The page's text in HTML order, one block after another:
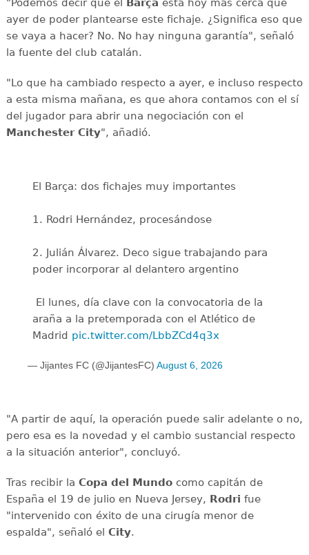
"Podemos decir que el Barça está hoy más cerca que
ayer de poder plantearse este fichaje. ¿Significa eso que
se vaya a hacer? No. No hay ninguna garantía", señaló
la fuente del club catalán.
"Lo que ha cambiado respecto a ayer, e incluso respecto
a esta misma mañana, es que ahora contamos con el sí
del jugador para abrir una negociación con el
Manchester City", añadió.
El Barça: dos fichajes muy importantes
1. Rodri Hernández, procesándose
2. Julián Álvarez. Deco sigue trabajando para
poder incorporar al delantero argentino
️ El lunes, día clave con la convocatoria de la
araña a la pretemporada con el Atlético de
Madrid pic.twitter.com/LbbZCd4q3x
— Jijantes FC (@JijantesFC) August 6, 2026
"A partir de aquí, la operación puede salir adelante o no,
pero esa es la novedad y el cambio sustancial respecto
a la situación anterior", concluyó.
Tras recibir la Copa del Mundocomo capitán de
España el 19 de julio en Nueva Jersey, Rodri fue
"intervenido con éxito de una cirugía menor de
espalda", señaló el City.